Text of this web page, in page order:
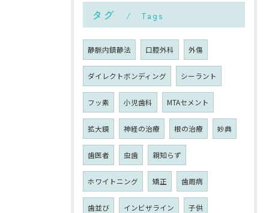
タグ Tags
静脈内鎮静法 口腔外科 外傷
ダイレクトボンディング シーラント
フッ素 小児歯科 MTAセメント
拡大鏡 神経の治療 根の治療 妙典
歯医者 虫歯 親知らず
ホワイトニング 矯正 歯周病
歯並び インビザライン 子供